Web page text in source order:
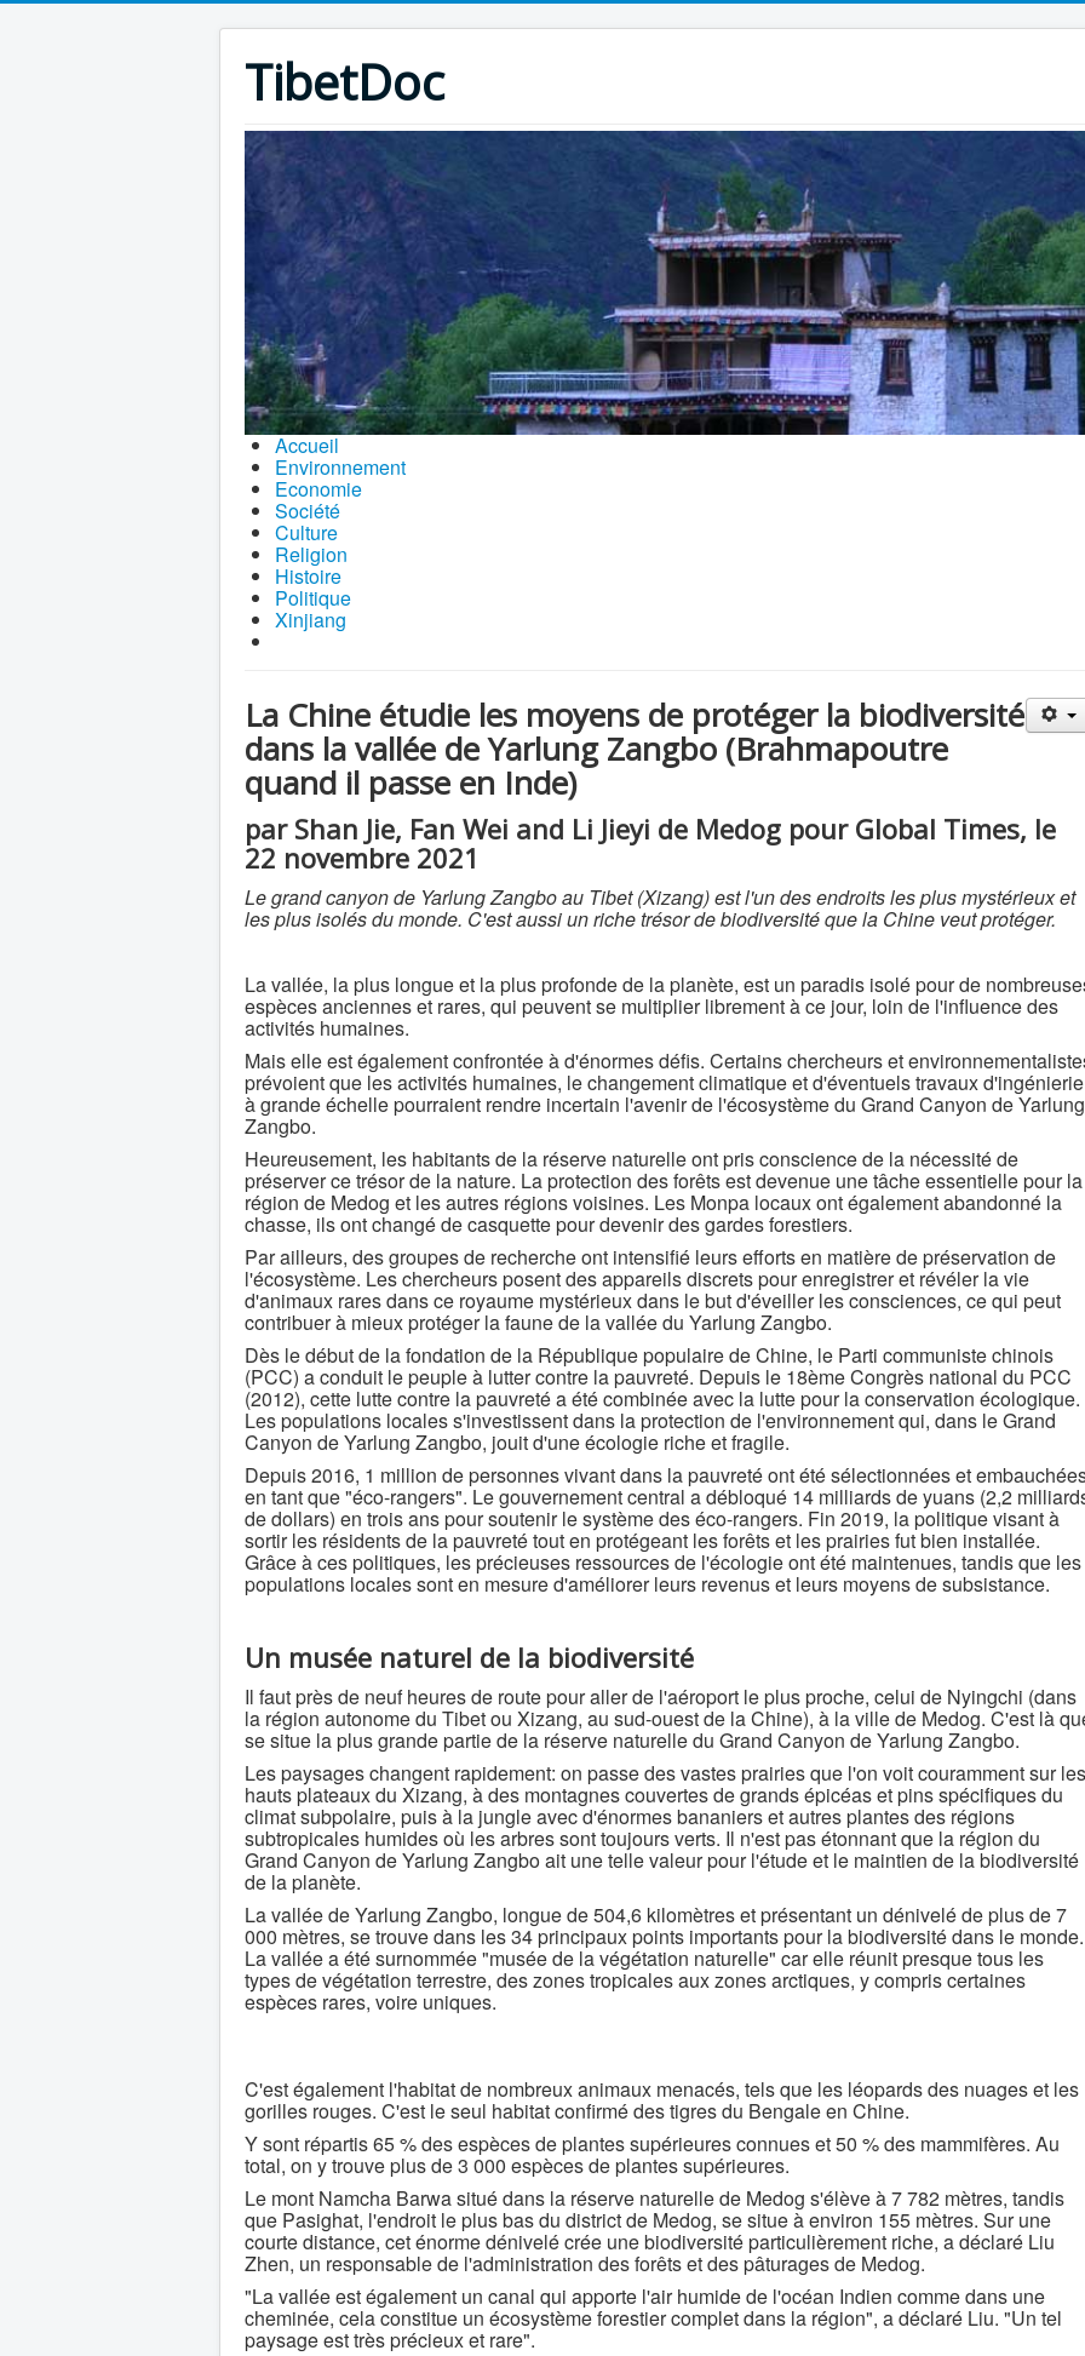
TibetDoc
Accueil
Environnement
Economie
Société
Culture
Religion
Histoire
Politique
Xinjiang
La Chine étudie les moyens de protéger la biodiversité
dans la vallée de Yarlung Zangbo (Brahmapoutre
quand il passe en Inde)
par Shan Jie, Fan Wei and Li Jieyi de Medog pour Global Times, le
22 novembre 2021
Le grand canyon de Yarlung Zangbo au Tibet (Xizang) est l'un des endroits les plus mystérieux et
les plus isolés du monde. C'est aussi un riche trésor de biodiversité que la Chine veut protéger.
La vallée, la plus longue et la plus profonde de la planète, est un paradis isolé pour de
espèces anciennes et rares, qui peuvent se multiplier librement à ce jour, loin de l'influence des
activités humaines.
Mais elle est également confrontée à d'énormes défis. Certains chercheurs et
prévoient que les activités humaines, le changement climatique et d'éventuels travaux d'ingénierie
à grande échelle pourraient rendre incertain l'avenir de l'écosystème du Grand Canyon de Yarlung
Zangbo.
Heureusement, les habitants de la réserve naturelle ont pris conscience de la nécessité de
préserver ce trésor de la nature. La protection des forêts est devenue une tâche essentielle pour la
région de Medog et les autres régions voisines. Les Monpa locaux ont également abandonné la
chasse, ils ont changé de casquette pour devenir des gardes forestiers.
Par ailleurs, des groupes de recherche ont intensifié leurs efforts en matière de préservation de
l'écosystème. Les chercheurs posent des appareils discrets pour enregistrer et révéler la vie
d'animaux rares dans ce royaume mystérieux dans le but d'éveiller les consciences, ce qui peut
contribuer à mieux protéger la faune de la vallée du Yarlung Zangbo.
Dès le début de la fondation de la République populaire de Chine, le Parti communiste chinois
(PCC) a conduit le peuple à lutter contre la pauvreté. Depuis le 18ème Congrès national du PCC
(2012), cette lutte contre la pauvreté a été combinée avec la lutte pour la conservation écologique.
Les populations locales s'investissent dans la protection de l'environnement qui, dans le Grand
Canyon de Yarlung Zangbo, jouit d'une écologie riche et fragile.
Depuis 2016, 1 million de personnes vivant dans la pauvreté ont été sélectionnées et
en tant que "éco-rangers". Le gouvernement central a débloqué 14 milliards de yuans (2,2
de dollars) en trois ans pour soutenir le système des éco-rangers. Fin 2019, la politique visant à
sortir les résidents de la pauvreté tout en protégeant les forêts et les prairies fut bien installée.
Grâce à ces politiques, les précieuses ressources de l'écologie ont été maintenues, tandis que les
populations locales sont en mesure d'améliorer leurs revenus et leurs moyens de subsistance.
Un musée naturel de la biodiversité
Il faut près de neuf heures de route pour aller de l'aéroport le plus proche, celui de Nyingchi (dans
la région autonome du Tibet ou Xizang, au sud-ouest de la Chine), à la ville de Medog. C'est là
se situe la plus grande partie de la réserve naturelle du Grand Canyon de Yarlung Zangbo.
Les paysages changent rapidement: on passe des vastes prairies que l'on voit couramment sur les
hauts plateaux du Xizang, à des montagnes couvertes de grands épicéas et pins spécifiques du
climat subpolaire, puis à la jungle avec d'énormes bananiers et autres plantes des régions
subtropicales humides où les arbres sont toujours verts. Il n'est pas étonnant que la région du
Grand Canyon de Yarlung Zangbo ait une telle valeur pour l'étude et le maintien de la biodiversité
de la planète.
La vallée de Yarlung Zangbo, longue de 504,6 kilomètres et présentant un dénivelé de plus de 7
000 mètres, se trouve dans les 34 principaux points importants pour la biodiversité dans le monde.
La vallée a été surnommée "musée de la végétation naturelle" car elle réunit presque tous les
types de végétation terrestre, des zones tropicales aux zones arctiques, y compris certaines
espèces rares, voire uniques.
C'est également l'habitat de nombreux animaux menacés, tels que les léopards des nuages et les
gorilles rouges. C'est le seul habitat confirmé des tigres du Bengale en Chine.
Y sont répartis 65 % des espèces de plantes supérieures connues et 50 % des mammifères. Au
total, on y trouve plus de 3 000 espèces de plantes supérieures.
Le mont Namcha Barwa situé dans la réserve naturelle de Medog s'élève à 7 782 mètres, tandis
que Pasighat, l'endroit le plus bas du district de Medog, se situe à environ 155 mètres. Sur une
courte distance, cet énorme dénivelé crée une biodiversité particulièrement riche, a déclaré Liu
Zhen, un responsable de l'administration des forêts et des pâturages de Medog.
"La vallée est également un canal qui apporte l'air humide de l'océan Indien comme dans une
cheminée, cela constitue un écosystème forestier complet dans la région", a déclaré Liu. "Un tel
paysage est très précieux et rare".